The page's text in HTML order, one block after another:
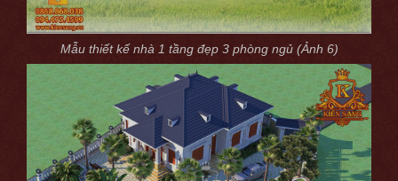
Mẫu thiết kế nhà 1 tầng đẹp 3 phòng ngủ (Ảnh 6)